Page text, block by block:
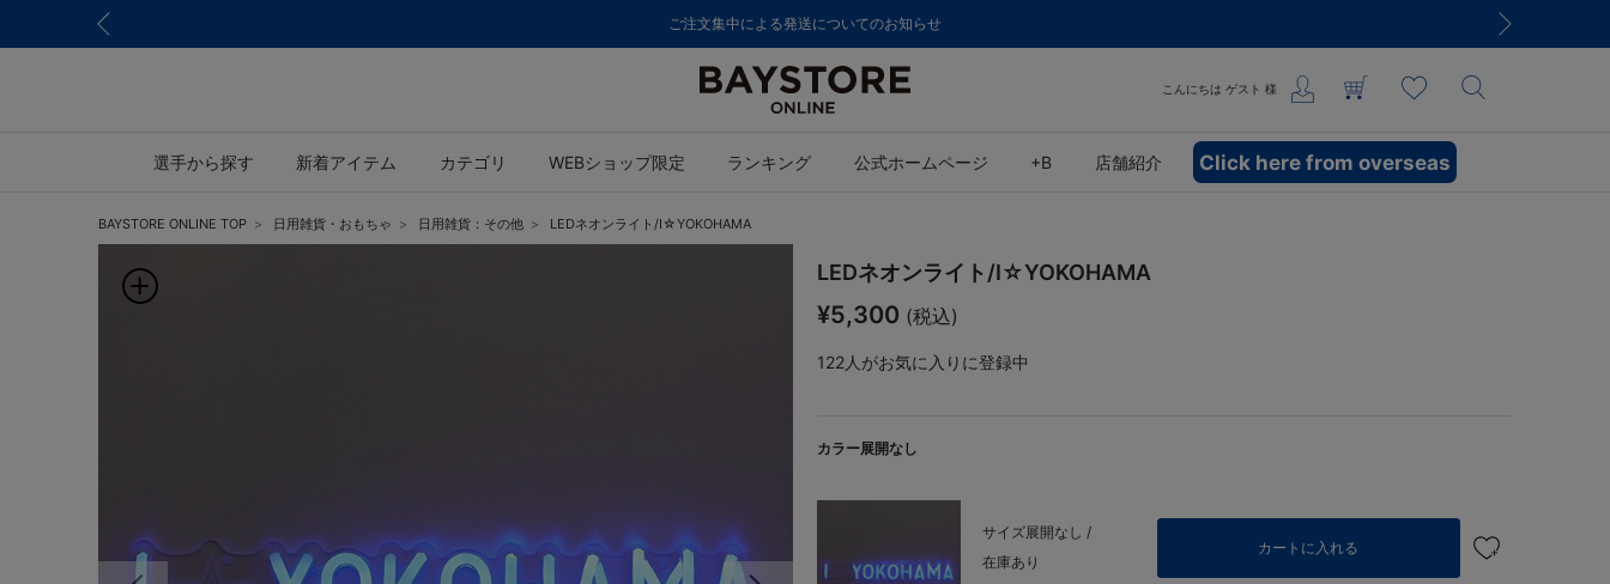
ご注文集中による発送についてのお知らせ
こんにちは ゲスト 様
選手から探す 新着アイテム カテゴリ WEBショップ限定 ランキング 公式ホームページ +B 店舗紹介 Click here from overseas
BAYSTORE ONLINE TOP 日用雑貨・おもちゃ 日用雑貨：その他 LEDネオンライト/I☆YOKOHAMA
LEDネオンライト/I☆YOKOHAMA
¥5,300 (税込)
122人がお気に入りに登録中
カラー展開なし
サイズ展開なし /
在庫あり
カートに入れる